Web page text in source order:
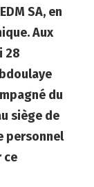
SA, en
Aux
28
du
siège de
personnel
ce